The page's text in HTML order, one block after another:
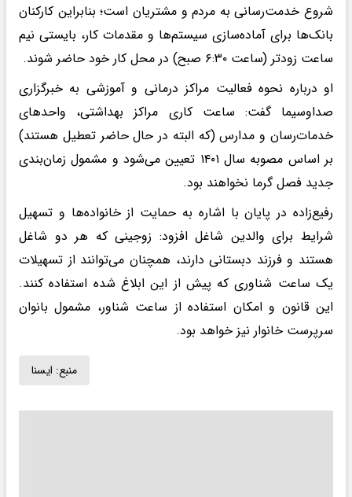
شروع خدمت‌رسانی به مردم و مشتریان است؛ بنابراین کارکنان
بانک‌ها برای آماده‌سازی سیستم‌ها و مقدمات کار، بایستی نیم
ساعت زودتر (ساعت ۶:۳۰ صبح) در محل کار خود حاضر شوند.
او درباره نحوه فعالیت مراکز درمانی و آموزشی به خبرگزاری
صداوسیما گفت: ساعت کاری مراکز بهداشتی، واحدهای
خدمات‌رسان و مدارس (که البته در حال حاضر تعطیل هستند)
بر اساس مصوبه سال ۱۴۰۱ تعیین می‌شود و مشمول زمان‌بندی
جدید فصل گرما نخواهند بود.
رفیع‌زاده در پایان با اشاره به حمایت از خانواده‌ها و تسهیل
شرایط برای والدین شاغل افزود: زوجینی که هر دو شاغل
هستند و فرزند دبستانی دارند، همچنان می‌توانند از تسهیلات
یک ساعت شناوری که پیش از این ابلاغ شده استفاده کنند.
این قانون و امکان استفاده از ساعت شناور، مشمول بانوان
سرپرست خانوار نیز خواهد بود.
منبع: ايسنا